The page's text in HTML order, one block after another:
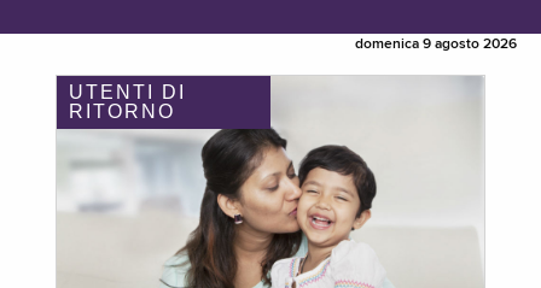
domenica 9 agosto 2026
UTENTI DI
RITORNO